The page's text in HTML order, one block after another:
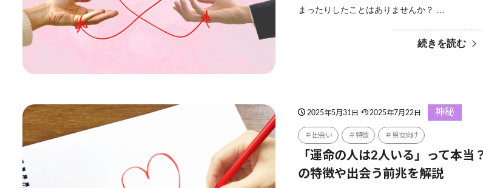
まったりしたことはありませんか？ …
続きを読む
2025年5月31日 2025年7月22日 神秘
出会い 特徴 男女向け
「運命の人は2人いる」って本当
の特徴や出会う前兆を解説